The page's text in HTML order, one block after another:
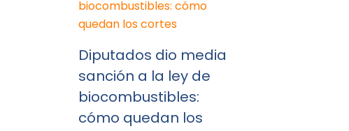
Diputados dio media
sanción a la ley de
biocombustibles:
cómo quedan los